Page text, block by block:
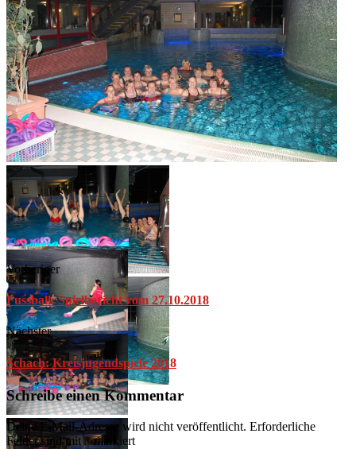
Vorheriger
Fussball: Spielbericht vom 27.10.2018
Nächster
Schach: Kreisjugendspiele 2018
Schreibe einen Kommentar
Deine E-Mail-Adresse wird nicht veröffentlicht. Erforderliche
Felder sind mit*markiert